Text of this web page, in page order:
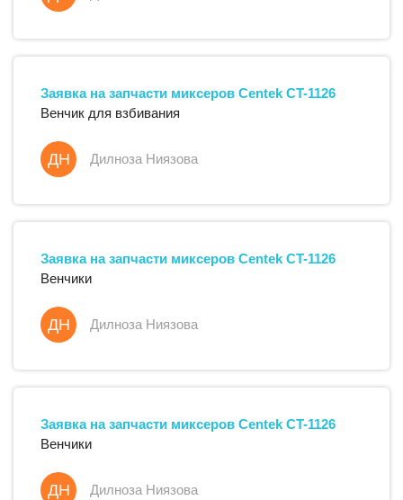
Заявка на запчасти миксеров Centek CT-1126
Венчик для взбивания
ДН Дилноза Ниязова
Заявка на запчасти миксеров Centek CT-1126
Венчики
ДН Дилноза Ниязова
Заявка на запчасти миксеров Centek CT-1126
Венчики
ДН Дилноза Ниязова